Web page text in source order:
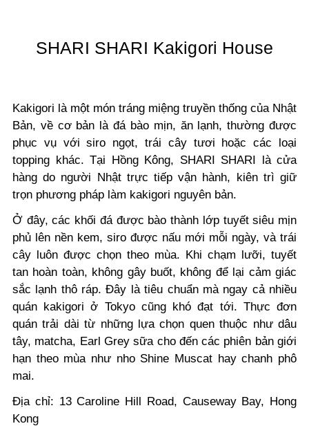
SHARI SHARI Kakigori House
Kakigori là một món tráng miệng truyền thống của Nhật
Bản, về cơ bản là đá bào mịn, ăn lạnh, thường được
phục vụ với siro ngọt, trái cây tươi hoặc các loại
topping khác. Tại Hồng Kông, SHARI SHARI là cửa
hàng do người Nhật trực tiếp vận hành, kiên trì giữ
trọn phương pháp làm kakigori nguyên bản.
Ở đây, các khối đá được bào thành lớp tuyết siêu mịn
phủ lên nền kem, siro được nấu mới mỗi ngày, và trái
cây luôn được chọn theo mùa. Khi chạm lưỡi, tuyết
tan hoàn toàn, không gây buốt, không để lại cảm giác
sắc lạnh thô ráp. Đây là tiêu chuẩn mà ngay cả nhiều
quán kakigori ở Tokyo cũng khó đạt tới. Thực đơn
quán trải dài từ những lựa chọn quen thuộc như dâu
tây, matcha, Earl Grey sữa cho đến các phiên bản giới
hạn theo mùa như nho Shine Muscat hay chanh phô
mai.
Địa chỉ: 13 Caroline Hill Road, Causeway Bay, Hong
Kong